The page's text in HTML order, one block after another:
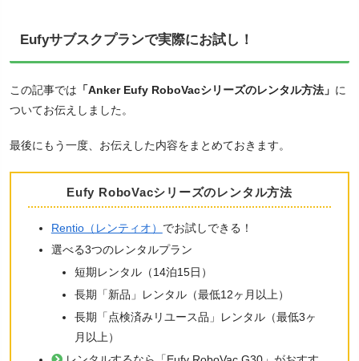
Eufyサブスクプランで実際にお試し！
この記事では 「Anker Eufy RoboVacシリーズのレンタル方法」 に
ついてお伝えしました。
最後にもう一度、お伝えした内容をまとめておきます。
Eufy RoboVacシリーズのレンタル方法
Rentio（レンティオ） でお試しできる！
選べる3つのレンタルプラン
短期レンタル（14泊15日）
長期「新品」レンタル（最低12ヶ月以上）
長期「点検済みリユース品」レンタル（最低3ヶ
月以上）